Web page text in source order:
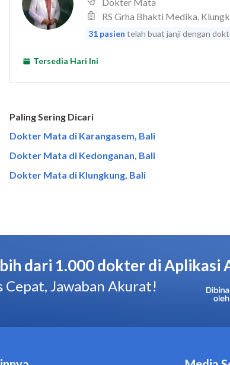
Paling Sering Dicari
Dokter Mata di Karangasem, Bali
Dokter Mata di Kedonganan, Bali
Dokter Mata di Klungkung, Bali